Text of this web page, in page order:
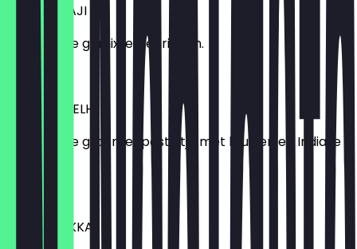
ONION BHAJI
Gefrituurde gemixte uienringen.
4,50 €
SAMOSA DELHI
Gefrituurde groentenpasteitje met kruiden en Indiase
sausjes.
PANEER TIKKA